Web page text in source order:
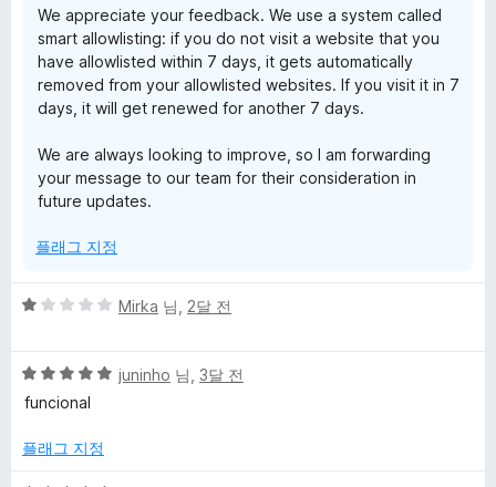
We appreciate your feedback. We use a system called
smart allowlisting: if you do not visit a website that you
have allowlisted within 7 days, it gets automatically
removed from your allowlisted websites. If you visit it in 7
days, it will get renewed for another 7 days.
We are always looking to improve, so I am forwarding
your message to our team for their consideration in
future updates.
플래그 지정
5
점
에
점
Mirka 님, 2달 전
5
점
점
juninho 님, 3달 전
funcional
플래그 지정